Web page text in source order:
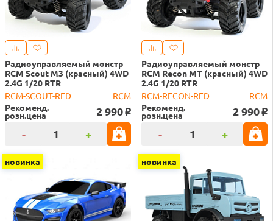
Радиоуправляемый монстр
RCM Scout M3 (красный) 4WD
2.4G 1/20 RTR
RCM-SCOUT-RED
RCM
Рекоменд.
розн.цена 2 990 o
- +
Радиоуправляемый монстр
RCM Recon MT (красный) 4WD
2.4G 1/20 RTR
RCM-RECON-RED
RCM
Рекоменд.
розн.цена 2 990 o
- +
новинка новинка